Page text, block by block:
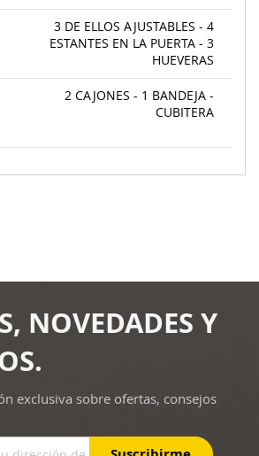
3 DE ELLOS AJUSTABLES - 4
ESTANTES EN LA PUERTA - 3
HUEVERAS
2 CAJONES - 1 BANDEJA -
CUBITERA
NOVEDADES Y
exclusiva sobre ofertas, consejos